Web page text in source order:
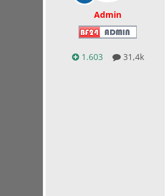
Admin
1.603 31,4k